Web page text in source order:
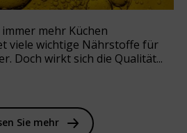
mehr Küchen
viele wichtige Nährstoffe für
Doch wirkt sich die Qualität...
Sie mehr